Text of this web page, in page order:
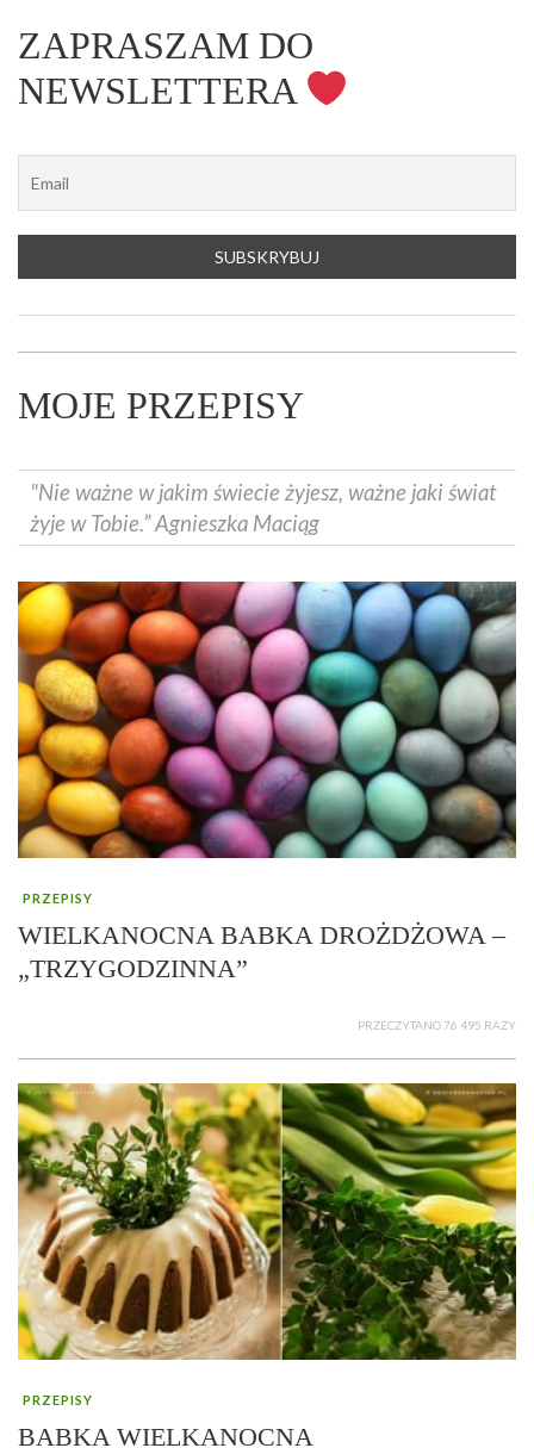
ZAPRASZAM DO
NEWSLETTERA
MOJE PRZEPISY
"Nie ważne w jakim świecie żyjesz, ważne jaki świat
żyje w Tobie.” Agnieszka Maciąg
PRZEPISY
WIELKANOCNA BABKA DROŻDŻOWA –
„TRZYGODZINNA”
PRZECZYTANO 76 495 RAZY
PRZEPISY
BABKA WIELKANOCNA